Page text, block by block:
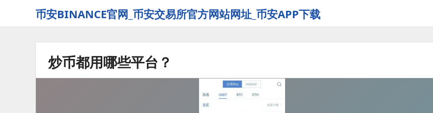
币安BINANCE官网_币安交易所官方网站网址_币安APP下载
炒币都用哪些平台？